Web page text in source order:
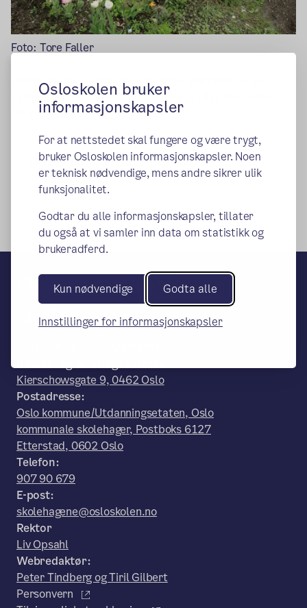
Osloskolen bruker
informasjonskapsler
For at nettstedet skal fungere og være trygt,
bruker Osloskolen informasjonskapsler. Noen
er teknisk nødvendige, mens andre sikrer ulik
funksjonalitet.
Godtar du alle informasjonskapsler, tillater
du også at vi samler inn data om statistikk og
brukeradferd.
Kun nødvendige Godta alle
Innstillinger for informasjonskapsler
Foto: Tore Faller
Ønsker du å vise frem hva din skole gjør? Har du gode
opplegg å dele? Send oss tips, lenker til nyhetssaker
eller liknende:Peter Tindberg
Publisert:08.12.2020Endret:02.11.2022
Oslo kommunale
skolehager
Kierschowsgate 9, 0462 Oslo
Postadresse:
Oslo kommune/Utdanningsetaten, Oslo
kommunale skolehager, Postboks 6127
Etterstad, 0602 Oslo
Telefon:
907 90 679
E-post:
skolehagene@osloskolen.no
Rektor
Liv Opsahl
Webredaktør:
Peter Tindberg og Tiril Gilbert
Personvern